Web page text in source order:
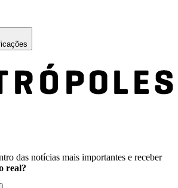
das notícias mais importantes e receber
real?